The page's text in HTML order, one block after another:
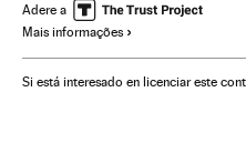
Adere a
Mais informações
Si está interesado en licenciar este